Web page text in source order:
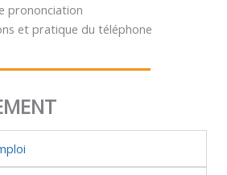
prononciation
et pratique du téléphone